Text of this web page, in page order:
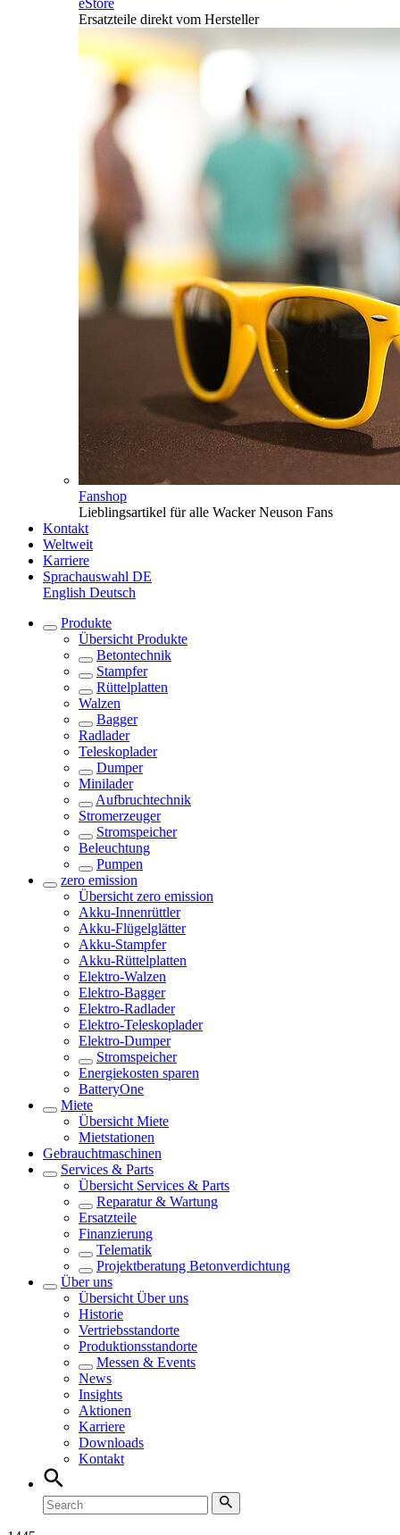
eStore
Ersatzteile direkt vom Hersteller
Fanshop
Lieblingsartikel für alle Wacker Neuson Fans
Kontakt
Weltweit
Karriere
Sprachauswahl DE
English Deutsch
Produkte
Übersicht Produkte
Betontechnik
Stampfer
Rüttelplatten
Walzen
Bagger
Radlader
Teleskoplader
Dumper
Minilader
Aufbruchtechnik
Stromerzeuger
Stromspeicher
Beleuchtung
Pumpen
zero emission
Übersicht zero emission
Akku-Innenrüttler
Akku-Flügelglätter
Akku-Stampfer
Akku-Rüttelplatten
Elektro-Walzen
Elektro-Bagger
Elektro-Radlader
Elektro-Teleskoplader
Elektro-Dumper
Stromspeicher
Energiekosten sparen
BatteryOne
Miete
Übersicht Miete
Mietstationen
Gebrauchtmaschinen
Services & Parts
Übersicht Services & Parts
Reparatur & Wartung
Ersatzteile
Finanzierung
Telematik
Projektberatung Betonverdichtung
Über uns
Übersicht Über uns
Historie
Vertriebsstandorte
Produktionsstandorte
Messen & Events
News
Insights
Aktionen
Karriere
Downloads
Kontakt